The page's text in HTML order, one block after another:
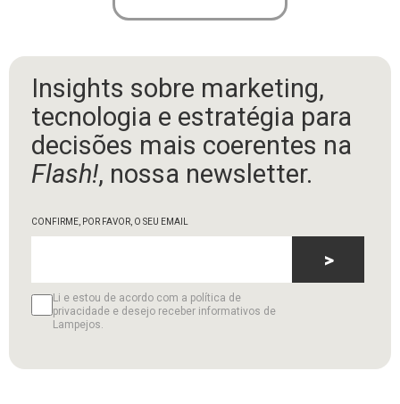
Insights sobre marketing,
tecnologia e estratégia para
decisões mais coerentes na
Flash!, nossa newsletter.
CONFIRME, POR FAVOR, O SEU EMAIL
Li e estou de acordo com a política de
privacidade e desejo receber informativos de
Lampejos.
>